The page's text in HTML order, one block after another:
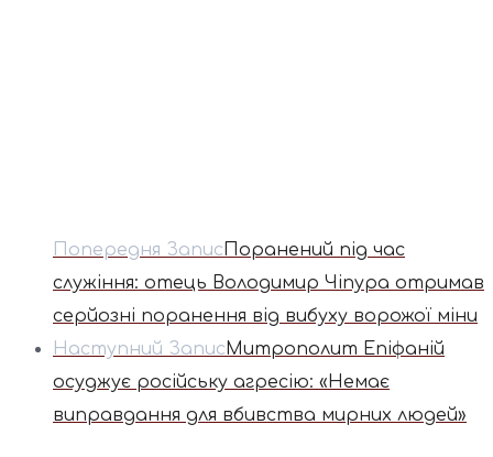
Попередня ЗаписПоранений під час
служіння: отець Володимир Чіпура отримав
серйозні поранення від вибуху ворожої міни
Наступний ЗаписМитрополит Епіфаній
осуджує російську агресію: «Немає
виправдання для вбивства мирних людей»